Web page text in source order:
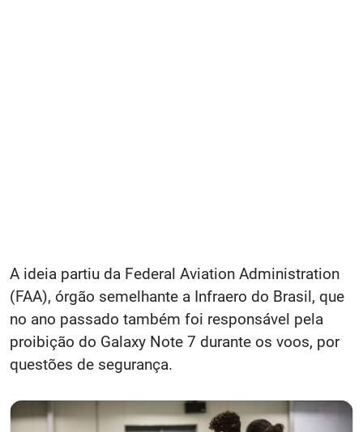
A ideia partiu da Federal Aviation Administration
(FAA), órgão semelhante a Infraero do Brasil, que
no ano passado também foi responsável pela
proibição do Galaxy Note 7 durante os voos, por
questões de segurança.